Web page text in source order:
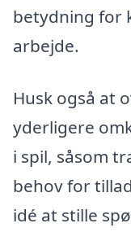
betydning for
arbejde.
Husk også at
yderligere
i spil, såsom
behov for
idé at stille